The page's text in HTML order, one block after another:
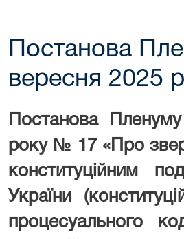
Постанова
вересня 2025
Постанова
року № 17 «Про
конституційним
України
процесуального